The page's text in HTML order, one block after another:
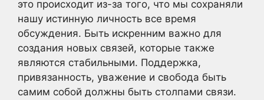
это происходит из-за того, что мы сохраняли
нашу истинную личность все время
обсуждения. Быть искренним важно для
создания новых связей, которые также
являются стабильными. Поддержка,
привязанность, уважение и свобода быть
самим собой должны быть столпами связи.